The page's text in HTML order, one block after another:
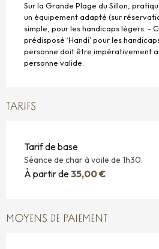
Sur la Grande Plage du Sillon,
un équipement adapté (sur
simple, pour les handicaps légers. -
prédisposé ‘Handi’ pour les
personne doit être impérativement
personne valide.
TARIFS
Tarif de base
Séance de char à voile de 1h30.
À partir de35,00 €
MOYENS DE PAIEMENT